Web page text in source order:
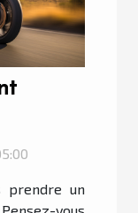
prendre un